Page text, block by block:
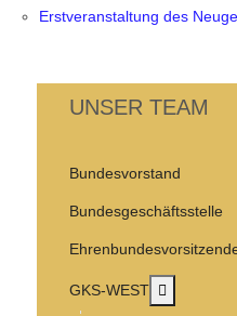
Erstveranstaltung des
UNSER TEAM
Bundesvorstand
Bundesgeschäftsstelle
GKS-WEST